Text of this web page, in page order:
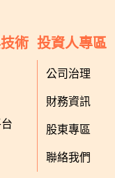
術 投資人專區
公司治理
財務資訊
股東專區
聯絡我們